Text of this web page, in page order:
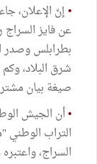
•إنّ الإعلان،
عن فايز
بطرابلس وصدر
شرق البلاد،
صيغة بيان
•أن الجيش
التراب الوطني
السراج،